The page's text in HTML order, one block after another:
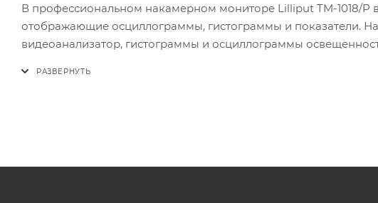
В профессиональном накамерном мониторе Lilliput TM-1018/P
отображающие осциллограммы, гистограммы и показатели.
видеоанализатор, гистограммы и осциллограммы
Соотношение сторон: 16:9